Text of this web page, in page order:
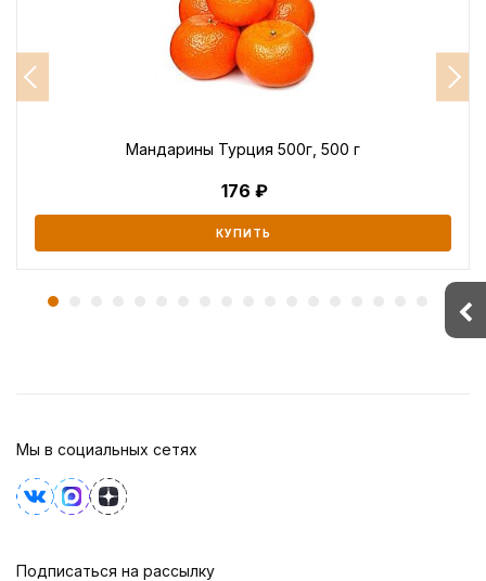
Мандарины Турция 500г, 500 г
176
КУПИТЬ
Мы в социальных сетях
Подписаться на рассылку